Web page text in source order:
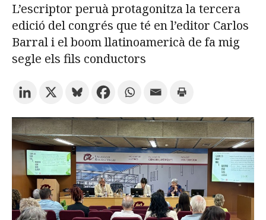
Subscriu-te als butlletins de la URV Agenda
CATALÀ ESPAÑOL ENGLISH
L’escriptor peruà protagonitza la tercera
edició del congrés que té en l’editor Carlos
Barral i el boom llatinoamericà de fa mig
segle els fils conductors